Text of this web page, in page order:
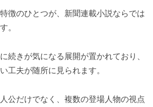
徴のひとつが、新聞連載小説ならでは
。
続きが気になる展開が置かれており、
工夫が随所に見られます。
公だけでなく、複数の登場人物の視点